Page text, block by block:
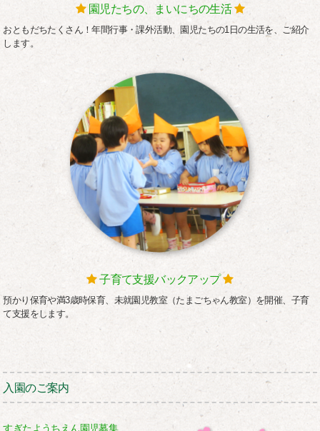
園児たちの、まいにちの生活
おともだちたくさん！年間行事・課外活動、園児たちの1日の生活を、ご紹介
します。
子育て支援バックアップ
預かり保育や満3歳時保育、未就園児教室（たまごちゃん教室）を開催、子育
て支援をします。
入園のご案内
すぎたようちえん園児募集